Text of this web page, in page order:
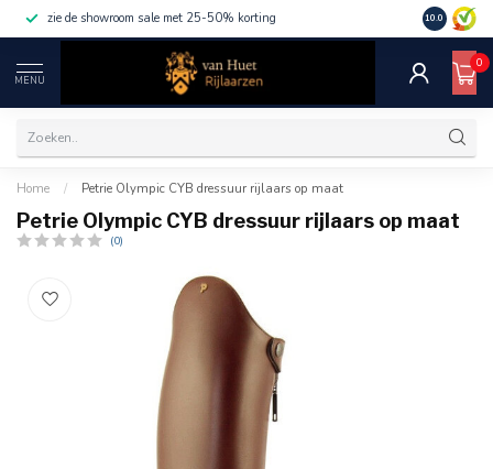
zie de showroom sale met 25-50% korting 10.0
MENU
0
Home / Petrie Olympic CYB dressuur rijlaars op maat
Petrie Olympic CYB dressuur rijlaars op maat
(0)